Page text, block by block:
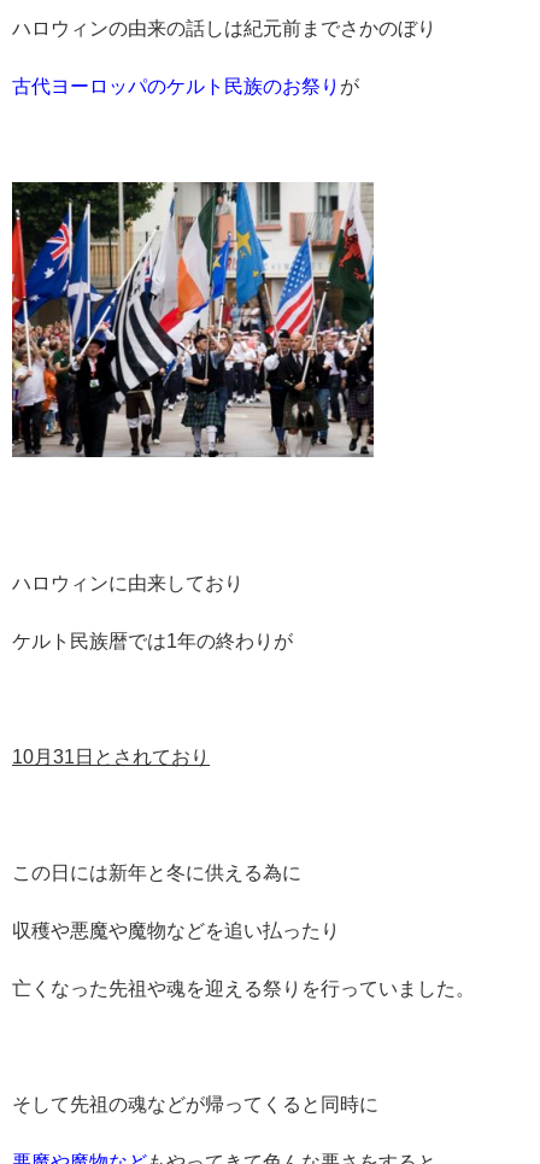
ハロウィンの由来の話しは紀元前までさかのぼり
古代ヨーロッパのケルト民族のお祭り が
ハロウィンに由来しており
ケルト民族暦では1年の終わりが
10月31日とされており
この日には新年と冬に供える為に
収穫や悪魔や魔物などを追い払ったり
亡くなった先祖や魂を迎える祭りを行っていました。
そして先祖の魂などが帰ってくると同時に